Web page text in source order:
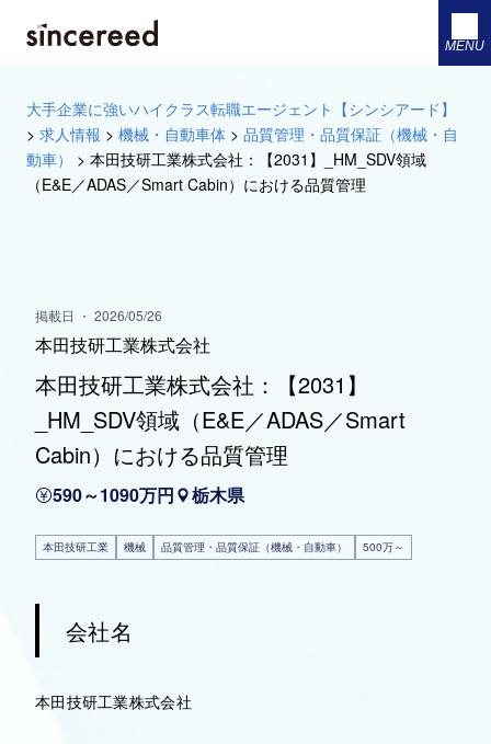
MENU
大手企業に強いハイクラス転職エージェント【シンシアード】
> 求人情報 > 機械・自動車体 > 品質管理・品質保証（機械・自
動車）
> 本田技研工業株式会社：【2031】_HM_SDV領域
（E&E／ADAS／Smart Cabin）における品質管理
掲載日 ・ 2026/05/26
本田技研工業株式会社
本田技研工業株式会社：【2031】
_HM_SDV領域（E&E／ADAS／Smart
Cabin）における品質管理
590～1090万円 栃木県
本田技研工業 機械 品質管理・品質保証（機械・自動車） 500万～
会社名
本田技研工業株式会社